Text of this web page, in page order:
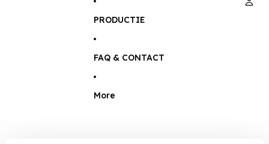
PRODUCTIE
FAQ & CONTACT
More